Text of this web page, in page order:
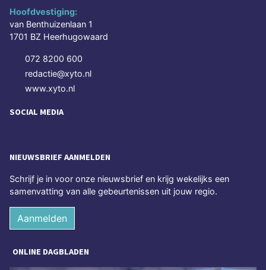
Hoofdvestiging:
van Benthuizenlaan 1
1701 BZ Heerhugowaard
072 8200 600
redactie@xyto.nl
www.xyto.nl
SOCIAL MEDIA
NIEUWSBRIEF AANMELDEN
Schrijf je in voor onze nieuwsbrief en krijg wekelijks een
samenvatting van alle gebeurtenissen uit jouw regio.
Aanmelden
ONLINE DAGBLADEN